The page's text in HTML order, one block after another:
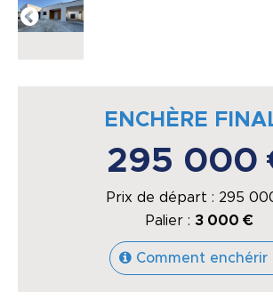
ENCHÈRE
295 000
Prix de départ : 295
Palier : 3 000 €
Comment enchérir